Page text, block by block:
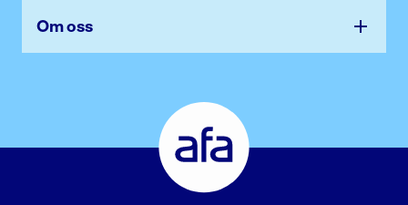
Om oss
Försäkring
Gå
till
startsidan